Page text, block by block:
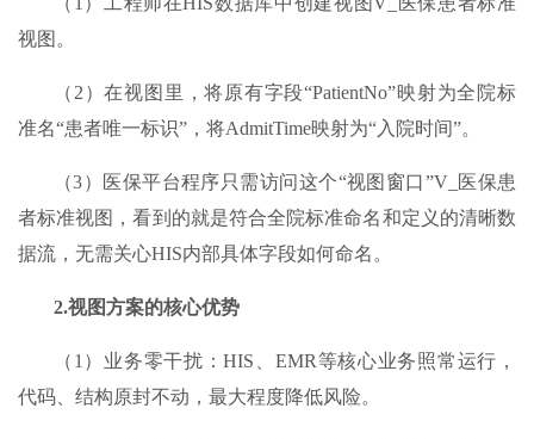
视图。
（2）在视图里，将原有字段“PatientNo”映射为全院标
准名“患者唯一标识”，将AdmitTime映射为“入院时间”。
（3）医保平台程序只需访问这个“视图窗口”V_医保患
者标准视图，看到的就是符合全院标准命名和定义的清晰数
据流，无需关心HIS内部具体字段如何命名。
2.视图方案的核心优势​​
（1）业务零干扰：HIS、EMR等核心业务照常运行，
代码、结构原封不动，最大程度降低风险。